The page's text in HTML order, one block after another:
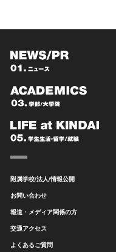
附属学校/法人/情報公開
お問い合わせ
報道・メディア関係の方
交通アクセス
よくあるご質問